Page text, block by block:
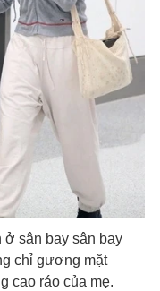
ở sân bay sân bay
chỉ gương mặt
cao ráo của mẹ.